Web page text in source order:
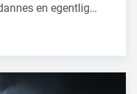
en egentlig…